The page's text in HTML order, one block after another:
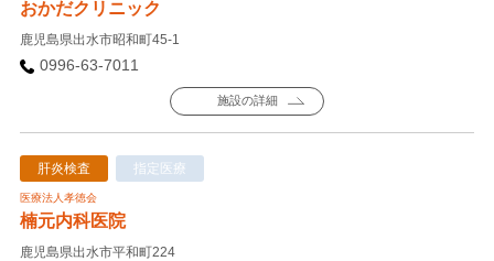
おかだクリニック
鹿児島県出水市昭和町45-1
0996-63-7011
施設の詳細
肝炎検査 指定医療
医療法人孝徳会
楠元内科医院
鹿児島県出水市平和町224